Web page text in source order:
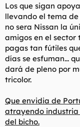
Los que sigan
llevando el tema de
no sera Nissan la
amigos en el
pagas tan fútiles
días se esfuman...
dará de pleno por
tricolor.
Que envidia de
atrayendo industria
del bicho.